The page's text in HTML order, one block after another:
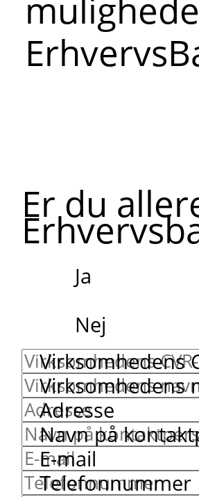
Er du
Ja
Nej
Virksomhedens
Virksomhedens
Adresse
Navn på
E-mail
Telefonnummer